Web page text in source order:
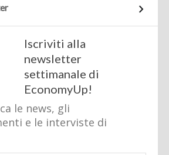
Iscriviti alla
newsletter
settimanale di
EconomyUp!
le news, gli
e le interviste di